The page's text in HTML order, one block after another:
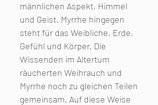
männlichen Aspekt, Himmel
und Geist. Myrrhe hingegen
steht für das Weibliche, Erde,
Gefühl und Körper. Die
Wissenden im Altertum
räucherten Weihrauch und
Myrrhe noch zu gleichen Teilen
gemeinsam. Auf diese Weise